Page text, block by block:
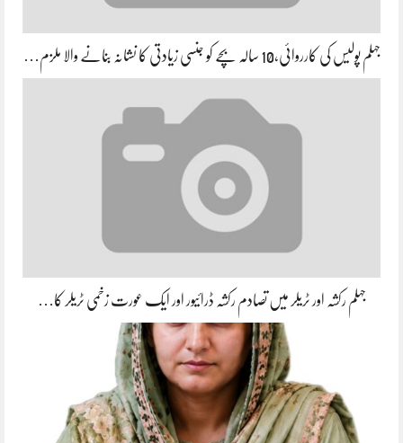
جہلم پولیس کی کارروائی،10 سالہ بچے کو جنسی زیادتی کا نشانہ بنانے والا ملزم…
جہلم رکشہ اور ٹریلر میں تصادم رکشہ ڈرائیور اور ایک عورت زخمی ٹریلر کا…